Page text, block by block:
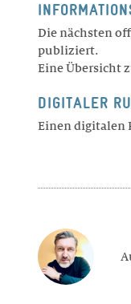
Die nächsten
publiziert.
Eine Übersicht
DIGITALER
Einen digitalen